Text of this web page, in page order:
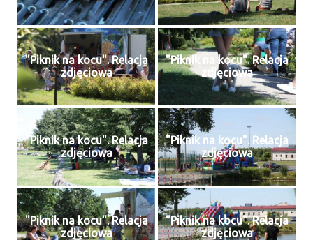
"Piknik na kocu". Relacja
zdjęciowa
"Piknik na kocu". Relacja
zdjęciowa
"Piknik na kocu". Relacja
zdjęciowa
"Piknik na kocu". Relacja
zdjęciowa
"Piknik na kocu". Relacja
zdjęciowa
"Piknik na kocu". Relacja
zdjęciowa